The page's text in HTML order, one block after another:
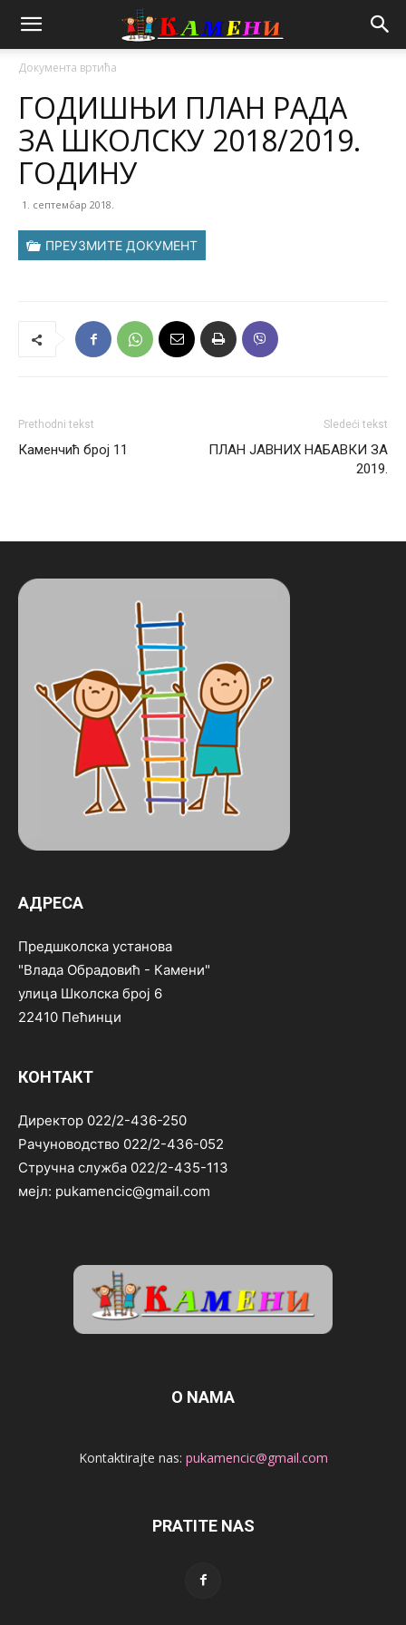
Документа вртића
ГОДИШЊИ ПЛАН РАДА
ЗА ШКОЛСКУ 2018/2019.
ГОДИНУ
1. септембар 2018.
ПРЕУЗМИТЕ ДОКУМЕНТ
Prethodni tekst
Каменчић број 11
Sledeći tekst
ПЛАН ЈАВНИХ НАБАВКИ ЗА
2019.
АДРЕСА
Предшколска установа
"Влада Обрадовић - Камени"
улица Школска број 6
22410 Пећинци
КОНТАКТ
Директор 022/2-436-250
Рачуноводство 022/2-436-052
Стручна служба 022/2-435-113
мејл: pukamencic@gmail.com
O NAMA
Kontaktirajte nas: pukamencic@gmail.com
PRATITE NAS